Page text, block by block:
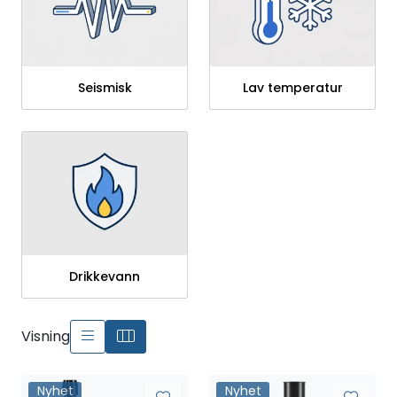
Seismisk Lav temperatur
Drikkevann
Visning
Nyhet Nyhet